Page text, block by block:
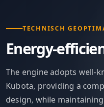
TECHNISCH
Energy-
The engine adopts well-
Kubota, providing a
design, while